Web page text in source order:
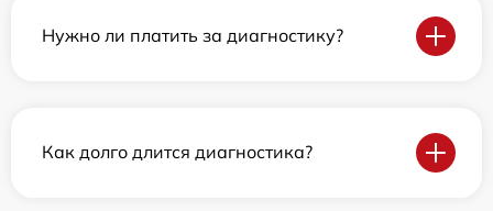
Нужно ли платить за диагностику?
Как долго длится диагностика?